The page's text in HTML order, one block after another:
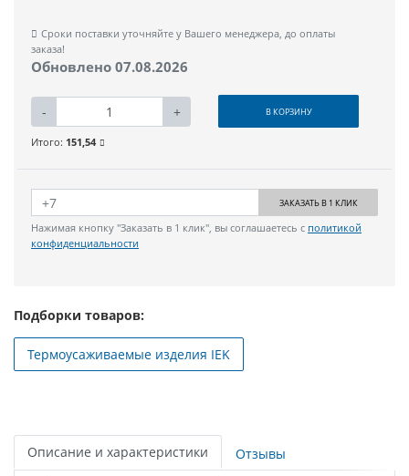
Сроки поставки уточняйте у Вашего менеджера, до оплаты
заказа!
Обновлено 07.08.2026
- + В КОРЗИНУ
Итого: 151,54
ЗАКАЗАТЬ В 1 КЛИК
Нажимая кнопку "Заказать в 1 клик", вы соглашаетесь с политикой
конфиденциальности
Подборки товаров:
Термоусаживаемые изделия IEK
Описание и характеристики
Отзывы